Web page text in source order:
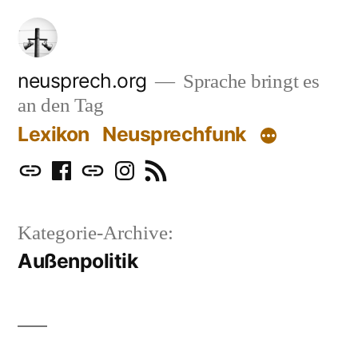
Zum
Inhalt
springen
neusprech.org
Sprache bringt es
an den Tag
Lexikon Neusprechfunk
MastodonFacebook
BlueskyInstagram
RSS
Kategorie-Archive:
Außenpolitik